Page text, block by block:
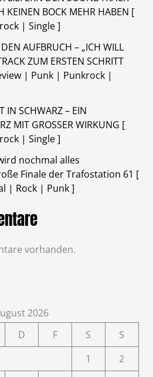
KEINEN BOCK MEHR HABEN [
| Single ]
AUFBRUCH – „ICH WILL
ZUM ERSTEN SCHRITT
| Punk | Punkrock |
IN SCHWARZ – EIN
MIT GROSSER WIRKUNG [
| Single ]
nochmal alles
Finale der Trafostation 61 [
| Rock | Punk ]
vorhanden.
2026
D F S
S
1
2